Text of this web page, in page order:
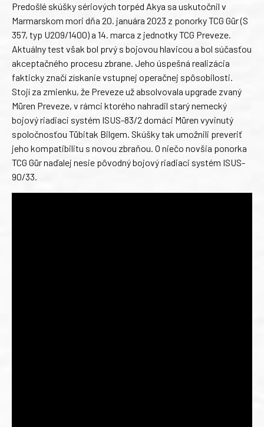
Predošlé skúšky sériových torpéd Akya sa uskutočnil v
Marmarskom mori dňa 20. januára 2023 z ponorky TCG Gür (S
357, typ U209/1400) a 14. marca z jednotky TCG Preveze.
Aktuálny test však bol prvý s bojovou hlavicou a bol súčasťou
akceptačného procesu zbrane. Jeho úspešná realizácia
fakticky značí získanie vstupnej operačnej spôsobilosti.
Stojí za zmienku, že Preveze už absolvovala upgrade zvaný
Müren Preveze, v rámci ktorého nahradil starý nemecký
bojový riadiaci systém ISUS-83/2 domáci Müren vyvinutý
spoločnosťou Tübitak Bilgem. Skúšky tak umožnili preveriť
jeho kompatibilitu s novou zbraňou. O niečo novšia ponorka
TCG Gür naďalej nesie pôvodný bojový riadiaci systém ISUS-
90/33.